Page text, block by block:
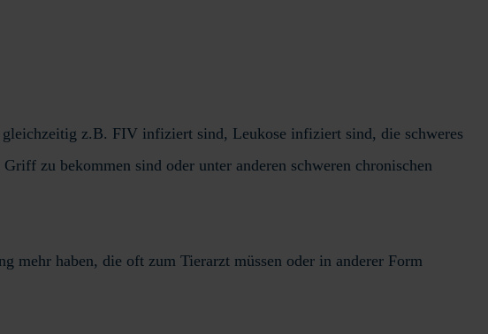
z.B. FIV infiziert sind, Leukose infiziert sind, die schweres
zu bekommen sind oder unter anderen schweren chronischen
mehr haben, die oft zum Tierarzt müssen oder in anderer Form